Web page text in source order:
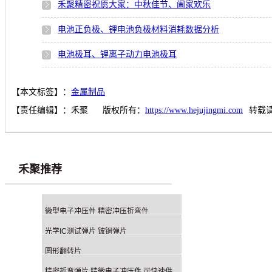
禾聚精密祝愿大家：中秋佳节、阖家欢乐
电池正负极、锂电池负极材料消耗数据分析
电池极耳、锂离子动力电池极耳
【本文标签】： 金属制品
【责任编辑】： 禾聚 版权所有： https://www.hejujingmi.com 转载
禾聚推荐
微型电子冲压件 精密冲压折弯件
光学IC测试弹片 铍铜弹片
圆形翻转片